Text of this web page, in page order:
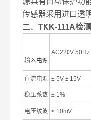
传感器采用进口透
二、TKK-111A检
输入电源
AC220V 50Hz
直流电源 ± 5V ± 15V
稳压系数 ± 1%
电压纹波 ≤ 10mV